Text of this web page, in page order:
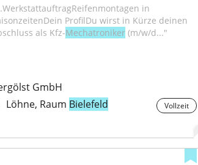
in
ProfilDu wirst in Kürze deinen
als Kfz-Mechatroniker (m/w/d..."
GmbH
Löhne, Raum Bielefeld Vollzeit